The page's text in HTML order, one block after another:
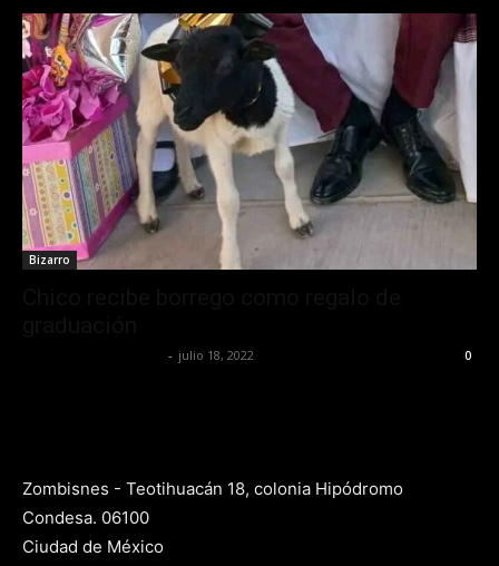
Bizarro
- julio 18, 2022 0
Zombisnes - Teotihuacán 18, colonia Hipódromo
Condesa. 06100
Ciudad de México